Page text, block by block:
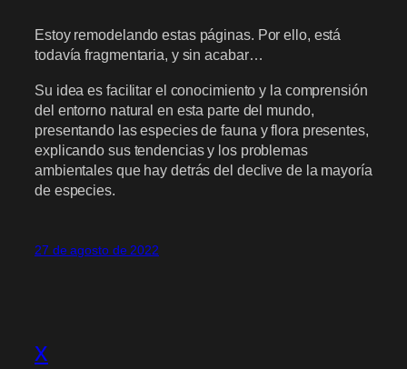
Estoy remodelando estas páginas. Por ello, está
todavía fragmentaria, y sin acabar…
Su idea es facilitar el conocimiento y la comprensión
del entorno natural en esta parte del mundo,
presentando las especies de fauna y flora presentes,
explicando sus tendencias y los problemas
ambientales que hay detrás del declive de la mayoría
de especies.
27 de agosto de 2022
x